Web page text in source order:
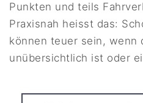
Punkten und teils
Praxisnah heisst das:
können teuer sein, wenn
unübersichtlich ist oder